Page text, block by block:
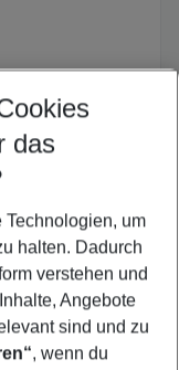
Region Graz
Graz
das
um
halten. Dadurch
verstehen und
Angebote
sind und zu
, wenn du